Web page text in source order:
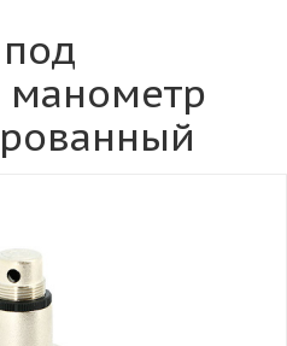
манометр